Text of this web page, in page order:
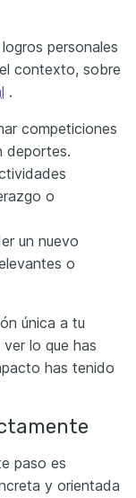
personales
contexto, sobre
.
competiciones
deportes.
o
un nuevo
o
única a tu
ver lo que has
has tenido
paso es
y orientada